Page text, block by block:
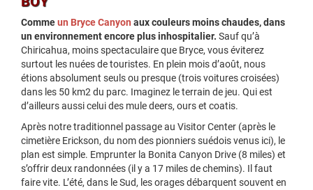
Commeun Bryce Canyon aux couleurs moins chaudes, dans
un environnement encore plus inhospitalier. Sauf qu’à
Chiricahua, moins spectaculaire que Bryce, vous éviterez
surtout les nuées de touristes. En plein mois d’août, nous
étions absolument seuls ou presque (trois voitures croisées)
dans les 50 km2 du parc. Imaginez le terrain de jeu. Qui est
d’ailleurs aussi celui des mule deers, ours et coatis.
Après notre traditionnel passage au Visitor Center (après le
cimetière Erickson, du nom des pionniers suédois venus ici), le
plan est simple. Emprunter la Bonita Canyon Drive (8 miles) et
s’offrir deux randonnées (il y a 17 miles de chemins). Il faut
faire vite. L’été, dans le Sud, les orages débarquent souvent en